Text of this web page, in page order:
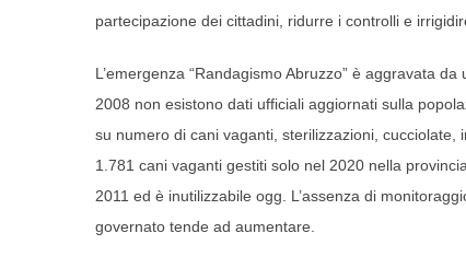
partecipazione dei cittadini, ridurre i controlli e
L’emergenza “Randagismo Abruzzo” è aggravata
2008 non esistono dati ufficiali aggiornati sulla
su numero di cani vaganti, sterilizzazioni, cucciolate,
1.781 cani vaganti gestiti solo nel 2020 nella
2011 ed è inutilizzabile ogg. L’assenza di
governato tende ad aumentare.